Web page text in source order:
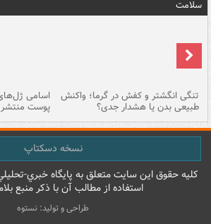
سلامت
تنگی انگشتر و کفش در گرما؛ واکنش
طبیعی بدن یا هشدار جدی؟
اسامی
پوست
نسخه دسکتاپ
کليه حقوق اين سايت متعلق به پایگاه خبري-
استفاده از مطالب آن با ذکر منبع
طراحی و تولید: نستوه